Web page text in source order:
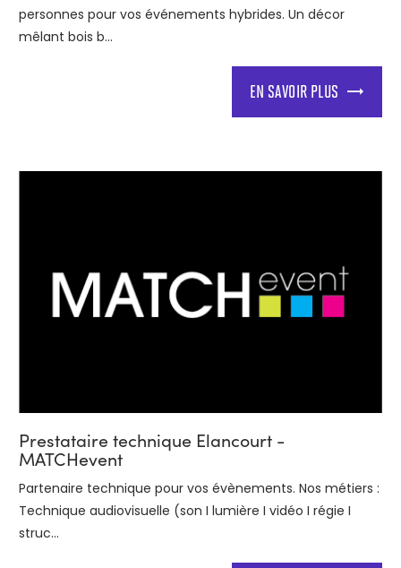
personnes pour vos événements hybrides. Un décor
mêlant bois b...
EN SAVOIR PLUS
Prestataire technique Elancourt -
MATCHevent
Partenaire technique pour vos évènements. Nos métiers :
Technique audiovisuelle (son I lumière I vidéo I régie I
struc...